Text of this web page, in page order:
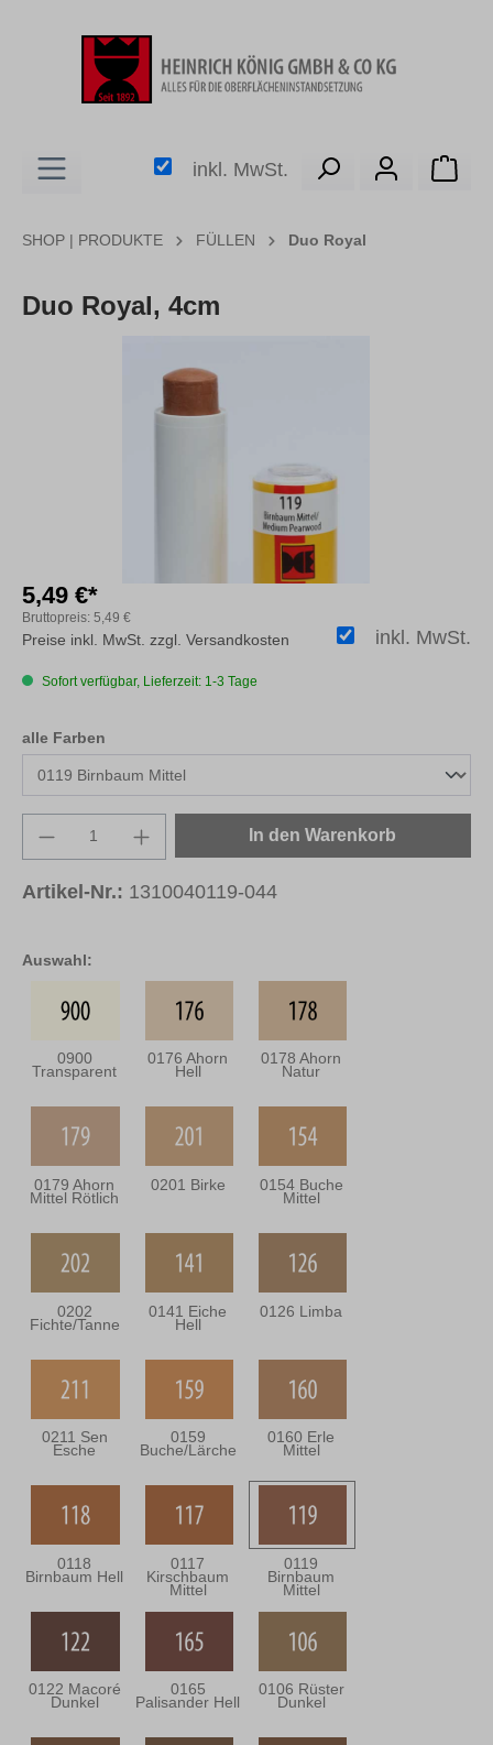
inkl. MwSt.
SHOP | PRODUKTE FÜLLEN Duo Royal
Duo Royal, 4cm
Auswahl:
0900
Transparent
0176 Ahorn
Hell
0178 Ahorn
Natur
0179 Ahorn
Mittel Rötlich
0201 Birke 0154 Buche
Mittel
0202
Fichte/Tanne
0141 Eiche
Hell
0126 Limba
0211 Sen
Esche
0159
Buche/Lärche
0160 Erle
Mittel
0118
Birnbaum Hell
0117
Kirschbaum
Mittel
0119
Birnbaum
Mittel
0122 Macoré
Dunkel
0165
Palisander Hell
0106 Rüster
Dunkel
5,49 €*
Bruttopreis: 5,49 €
inkl. MwSt.
Preise inkl. MwSt. zzgl. Versandkosten
Sofort verfügbar, Lieferzeit: 1-3 Tage
alle Farben
Produkt Anzahl: Gib den gewünschten
In den Warenkorb
Artikel-Nr.: 1310040119-044